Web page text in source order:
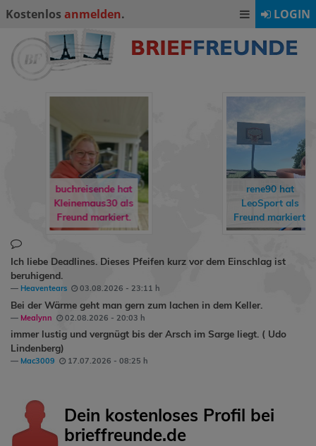
Kostenlos anmelden. LOGIN
buchreisendehat
Kleinemaus30als
Freund markiert.
rene90 hat
LeoSport als
Freund markiert.
Ich liebe Deadlines. Dieses Pfeifen kurz vor dem Einschlag ist
beruhigend.
Heaventears 03.08.2026 - 23:11 h
Bei der Wärme geht man gern zum lachen in dem Keller.
Mealynn 02.08.2026 - 20:03 h
immer lustig und vergnügt bis der Arsch im Sarge liegt. ( Udo
Lindenberg)
Mac3009 17.07.2026 - 08:25 h
Dein kostenloses Profil bei
brieffreunde.de